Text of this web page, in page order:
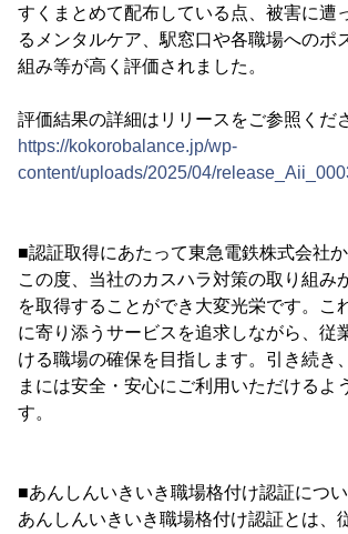
すくまとめて配布している点、被害に遭
るメンタルケア、駅窓口や各職場へのポ
組み等が高く評価されました。
評価結果の詳細はリリースをご参照くだ
https://kokorobalance.jp/wp-
content/uploads/2025/04/
■認証取得にあたって東急電鉄株式会社
この度、当社のカスハラ対策の取り組み
を取得することができ大変光栄です。こ
に寄り添うサービスを追求しながら、従
ける職場の確保を目指します。引き続き
まには安全・安心にご利用いただけるよ
す。
■あんしんいきいき職場格付け認証につ
あんしんいきいき職場格付け認証とは、